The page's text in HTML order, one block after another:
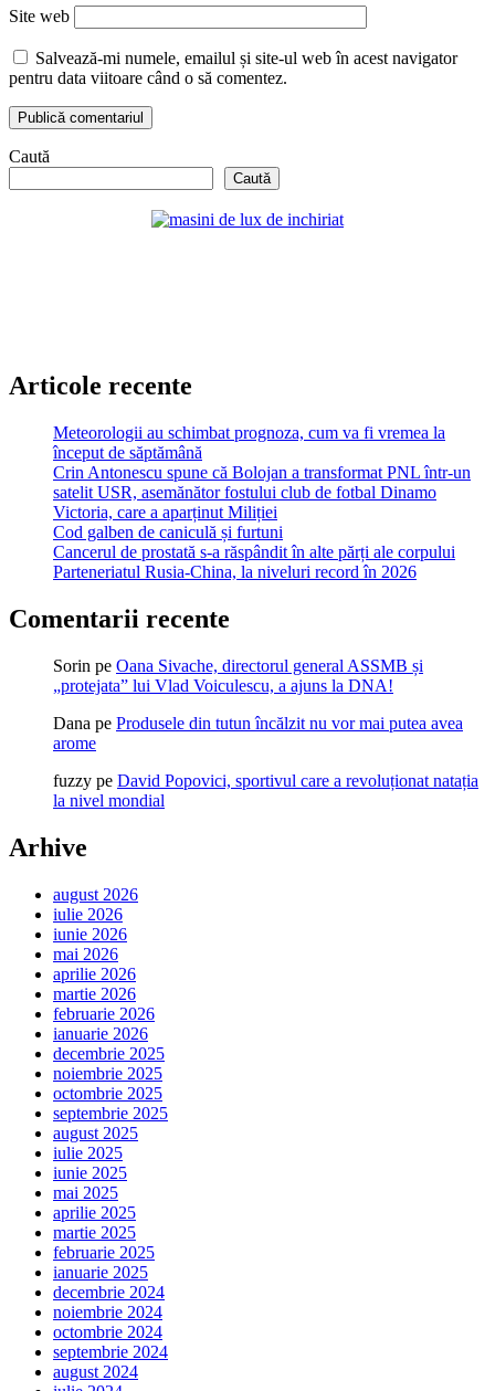
Site web
Salvează-mi numele, emailul și site-ul web în acest navigator
pentru data viitoare când o să comentez.
Caută
Caută
Articole recente
Meteorologii au schimbat prognoza, cum va fi vremea la
început de săptămână
Crin Antonescu spune că Bolojan a transformat PNL într-un
satelit USR, asemănător fostului club de fotbal Dinamo
Victoria, care a aparținut Miliției
Cod galben de caniculă și furtuni
Cancerul de prostată s-a răspândit în alte părți ale corpului
Parteneriatul Rusia-China, la niveluri record în 2026
Comentarii recente
Sorin pe Oana Sivache, directorul general ASSMB și
„protejata” lui Vlad Voiculescu, a ajuns la DNA!
Dana pe Produsele din tutun încălzit nu vor mai putea avea
arome
fuzzy pe David Popovici, sportivul care a revoluționat natația
la nivel mondial
Arhive
august 2026
iulie 2026
iunie 2026
mai 2026
aprilie 2026
martie 2026
februarie 2026
ianuarie 2026
decembrie 2025
noiembrie 2025
octombrie 2025
septembrie 2025
august 2025
iulie 2025
iunie 2025
mai 2025
aprilie 2025
martie 2025
februarie 2025
ianuarie 2025
decembrie 2024
noiembrie 2024
octombrie 2024
septembrie 2024
august 2024